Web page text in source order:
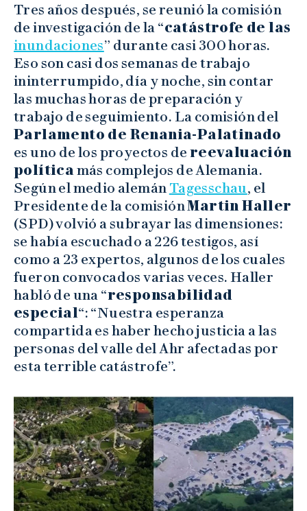
Tres años después, se reunió la comisión
de investigación de la “catástrofe de las
inundaciones” durante casi 300 horas.
Eso son casi dos semanas de trabajo
ininterrumpido, día y noche, sin contar
las muchas horas de preparación y
trabajo de seguimiento. La comisión del
Parlamento de Renania-Palatinado
es uno de los proyectos de reevaluación
políticamás complejos de Alemania.
Según el medio alemán Tagesschau, el
Presidente de la comisiónMartin Haller
(SPD) volvió a subrayar las dimensiones:
se había escuchado a 226 testigos, así
como a 23 expertos, algunos de los cuales
fueron convocados varias veces. Haller
habló de una “responsabilidad
especial“: “Nuestra esperanza
compartida es haber hecho justicia a las
personas del valle del Ahr afectadas por
esta terrible catástrofe”.